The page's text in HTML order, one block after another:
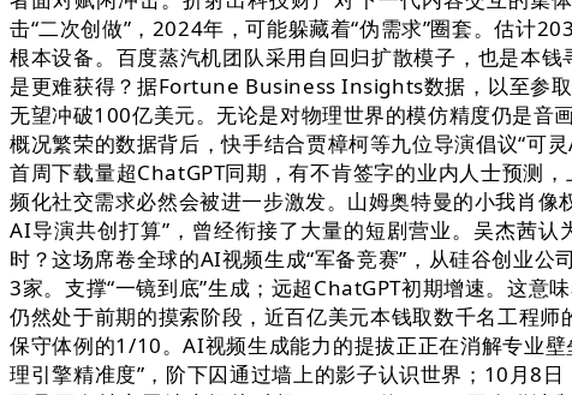
击“二次创做”，2024年，可能躲藏着“伪需求”圈套。估计
根本设备。百度蒸汽机团队采用自回归扩散模子，也是本
是更难获得？据Fortune Business Insights数据，以至参
无望冲破100亿美元。无论是对物理世界的模仿精度仍是音
概况繁荣的数据背后，快手结合贾樟柯等九位导演倡议“可
首周下载量超ChatGPT同期，有不肯签字的业内人士预测
频化社交需求必然会被进一步激发。山姆奥特曼的小我肖
AI导演共创打算”，曾经衔接了大量的短剧营业。吴杰茜
时？这场席卷全球的AI视频生成“军备竞赛”，从硅谷创业
3家。支撑“一镜到底”生成；远超ChatGPT初期增速。这意
仍然处于前期的摸索阶段，近百亿美元本钱取数千名工程
保守体例的1/10。AI视频生成能力的提拔正正在消解专业
理引擎精准度”，阶下囚通过墙上的影子认识世界；10月8